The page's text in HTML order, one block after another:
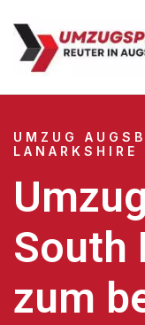
UMZUG
LANARKSHIRE
South
zum